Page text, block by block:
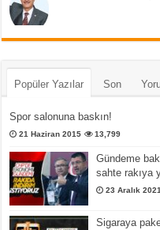
Popüler Yazılar Son
Spor salonuna baskın!
21 Haziran 2015 13,799
Gündeme
sahte rakıya
23 Aralık
Sigaraya